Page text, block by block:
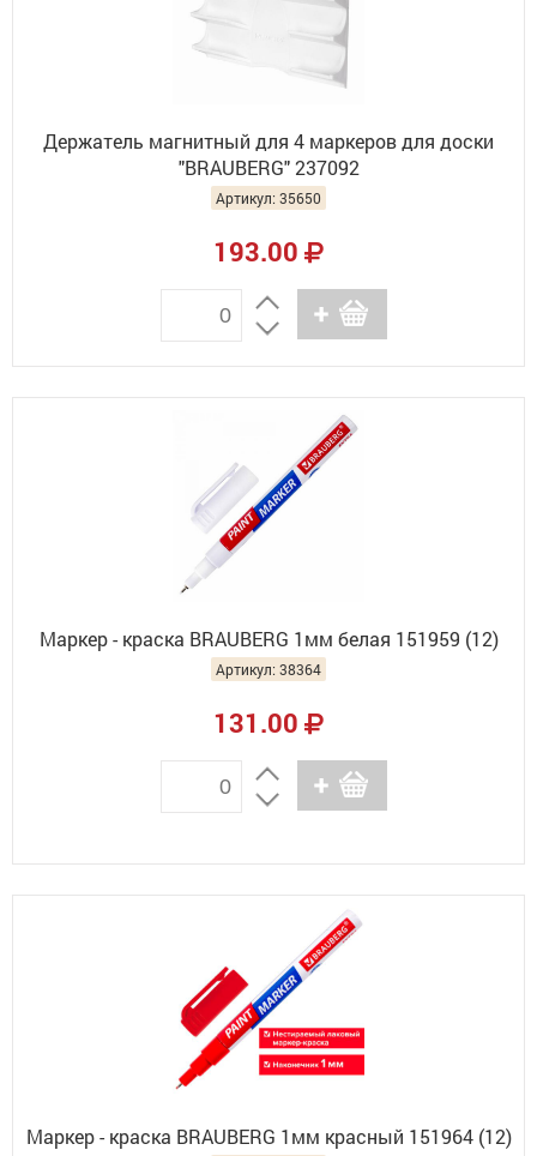
Держатель магнитный для 4 маркеров для доски
"BRAUBERG" 237092
Артикул: 35650
193.00
Маркер - краска BRAUBERG 1мм белая 151959 (12)
Артикул: 38364
131.00
Маркер - краска BRAUBERG 1мм красный 151964 (12)